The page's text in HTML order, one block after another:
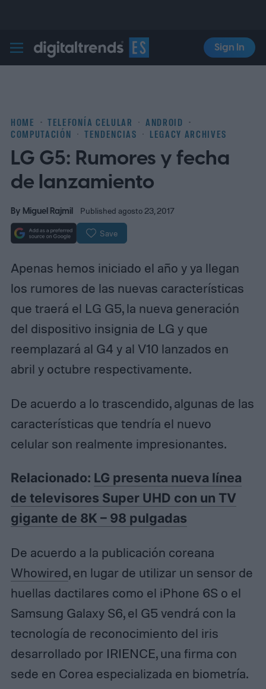
Digital Trends Español
Sign In
HOME TELEFONÍA CELULAR
ANDROID
COMPUTACIÓN
TENDENCIAS LEGACY ARCHIVES
LG G5: Rumores y fecha
de lanzamiento
By Miguel Rajmil Published agosto 23, 2017
Save
Apenas hemos iniciado el año y ya llegan
los rumores de las nuevas características
que traerá el LG G5, la nueva generación
del dispositivo insignia de LG y que
reemplazará al G4 y al V10 lanzados en
abril y octubre respectivamente.
De acuerdo a lo trascendido, algunas de las
características que tendría el nuevo
celular son realmente impresionantes.
Relacionado: LG presenta nueva línea
de televisores Super UHD con un TV
gigante de 8K – 98 pulgadas
De acuerdo a la publicación coreana
Whowired, en lugar de utilizar un sensor de
huellas dactilares como el iPhone 6S o el
Samsung Galaxy S6, el G5 vendrá con la
tecnología de reconocimiento del iris
desarrollado por IRIENCE, una firma con
sede en Corea especializada en biometría.